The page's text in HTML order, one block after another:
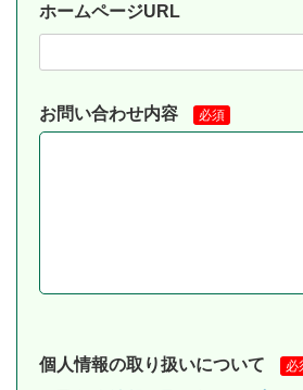
ホームページURL
お問い合わせ内容 必須
個人情報の取り扱いについて 必